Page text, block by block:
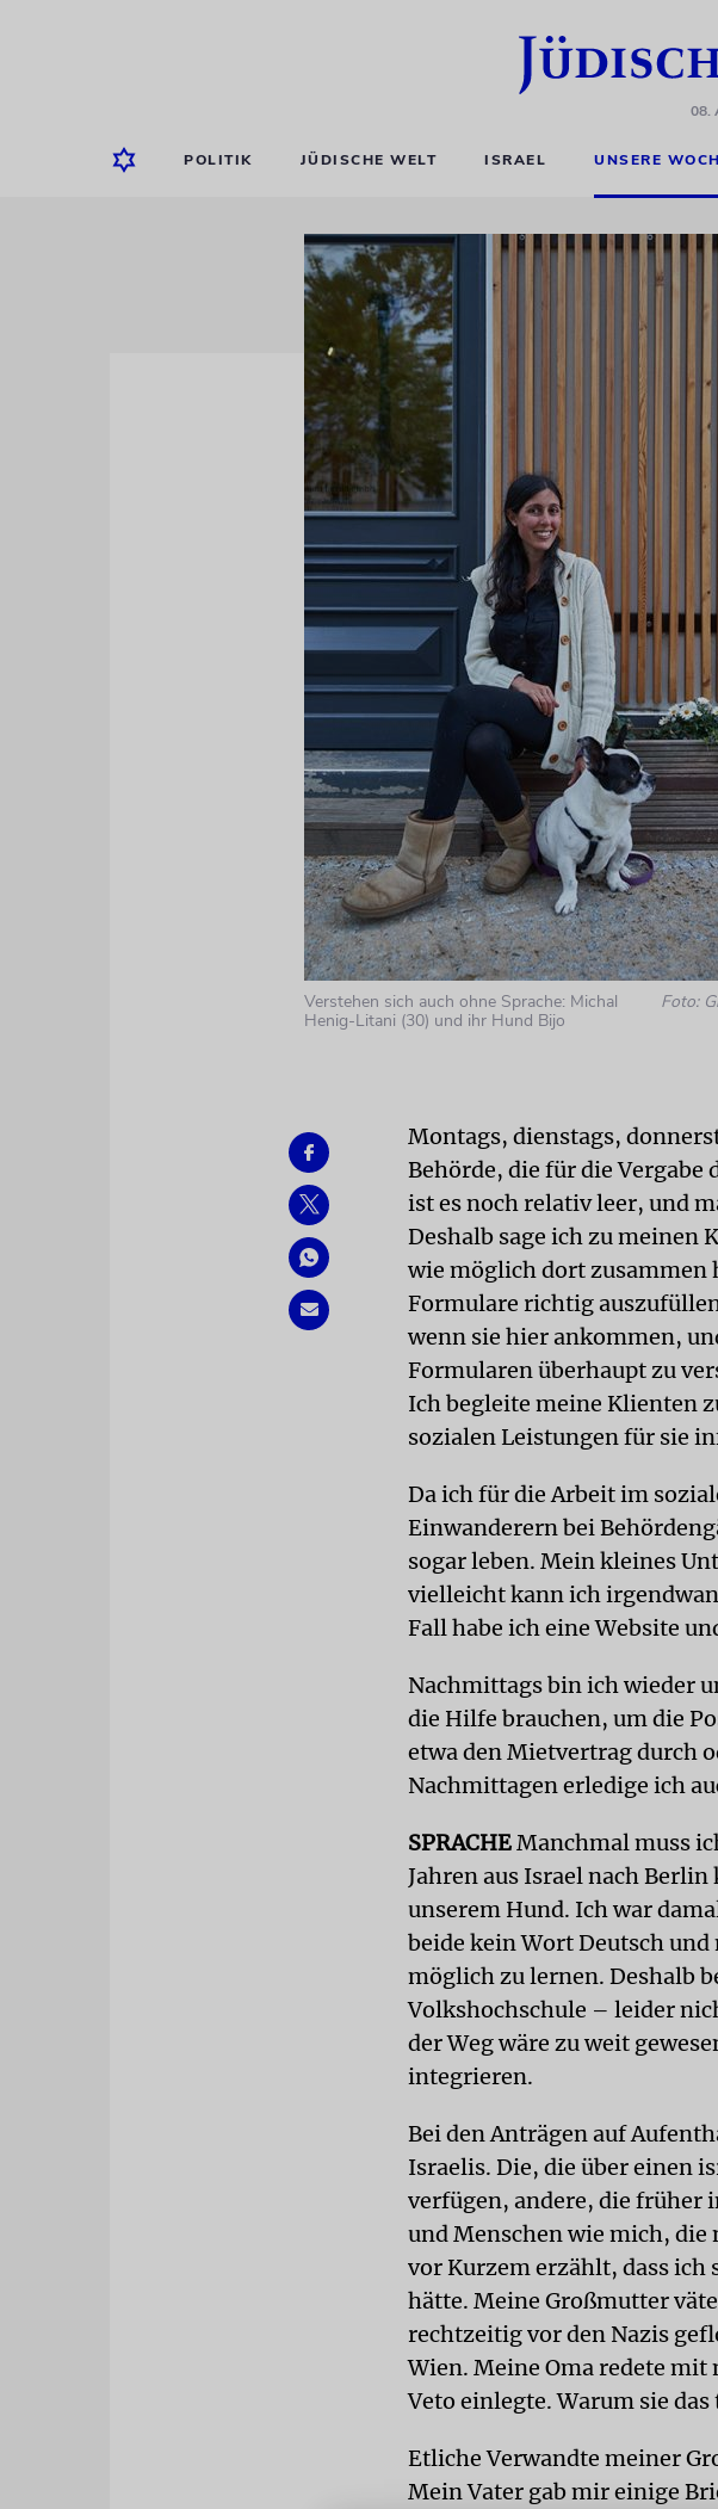
08.
POLITIK JÜDISCHE WELT ISRAEL UNSERE
Verstehen sich auch ohne Sprache: Michal
Henig-Litani (30) und ihr Hund Bijo
Foto:
Montags, dienstags,
Behörde, die für die
ist es noch relativ leer, und
Deshalb sage ich zu meinen
wie möglich dort zusammen
Formulare richtig
wenn sie hier ankommen,
Formularen überhaupt zu
Ich begleite meine Klienten
sozialen Leistungen für sie
Da ich für die Arbeit im
Einwanderern bei
sogar leben. Mein kleines
vielleicht kann ich
Fall habe ich eine Website
Nachmittags bin ich wieder
die Hilfe brauchen, um die
etwa den Mietvertrag durch
Nachmittagen erledige ich
SPRACHE Manchmal muss
Jahren aus Israel nach
unserem Hund. Ich war
beide kein Wort Deutsch
möglich zu lernen. Deshalb
Volkshochschule – leider
der Weg wäre zu weit
integrieren.
Bei den Anträgen auf
Israelis. Die, die über einen
verfügen, andere, die früher
und Menschen wie mich,
vor Kurzem erzählt, dass ich
hätte. Meine Großmutter
rechtzeitig vor den Nazis
Wien. Meine Oma redete
Veto einlegte. Warum sie
Etliche Verwandte meiner
Mein Vater gab mir einige